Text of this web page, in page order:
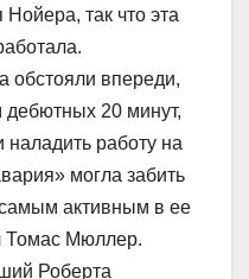
так что эта
обстояли впереди,
дебютных 20 минут,
наладить работу на
могла забить
активным в ее
Томас Мюллер.
Роберта